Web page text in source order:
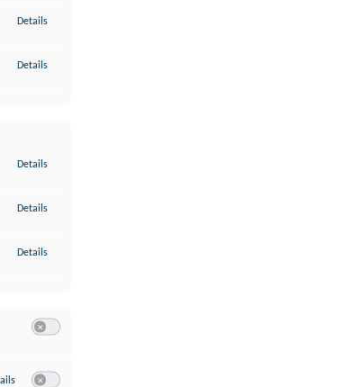
Details
Details
Details
Details
Details
zu Google Analytics